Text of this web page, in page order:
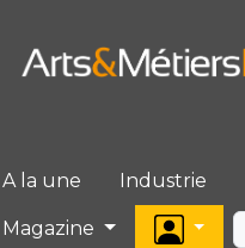
A la une Industrie
Magazine